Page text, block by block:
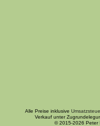
Alle Preise inklusive
Verkauf unter
© 2015-2026 Peter